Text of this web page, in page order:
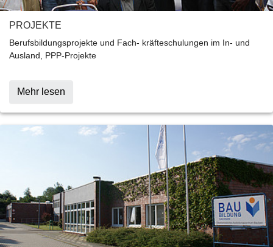
PROJEKTE
Berufsbildungsprojekte und Fach- kräfteschulungen im In- und
Ausland, PPP-Projekte
Mehr lesen